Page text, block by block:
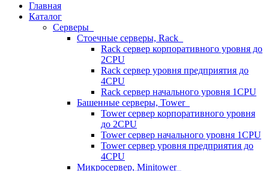
Главная
Каталог
Серверы
Стоечные серверы, Rack
Rack сервер корпоративного уровня до
2CPU
Rack сервер уровня предприятия до
4CPU
Rack сервер начального уровня 1CPU
Башенные серверы, Tower
Tower сервер корпоративного уровня
до 2CPU
Tower сервер начального уровня 1CPU
Tower сервер уровня предприятия до
4CPU
Микросервер, Minitower